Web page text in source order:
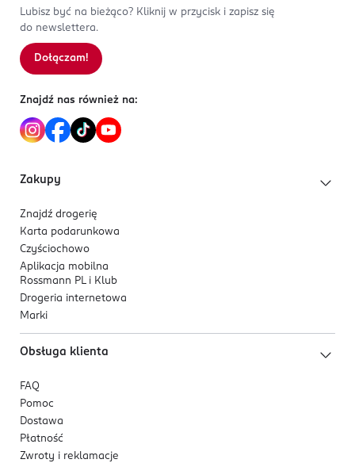
Lubisz być na bieżąco? Kliknij w przycisk i zapisz się
do newslettera.
Dołączam!
Znajdź nas również na:
Zakupy
Znajdź drogerię
Karta podarunkowa
Czyściochowo
Aplikacja mobilna
Rossmann PL i Klub
Drogeria internetowa
Marki
Obsługa klienta
FAQ
Pomoc
Dostawa
Płatność
Zwroty i reklamacje